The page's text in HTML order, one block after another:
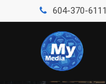
604-370-6111